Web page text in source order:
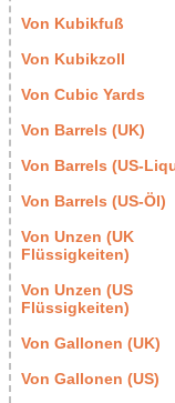
Von Kubikfuß
Von Kubikzoll
Von Cubic Yards
Von Barrels (UK)
Von Barrels (US-
Von Barrels (US-Öl)
Von Unzen (UK
Flüssigkeiten)
Von Unzen (US
Flüssigkeiten)
Von Gallonen (UK)
Von Gallonen (US)